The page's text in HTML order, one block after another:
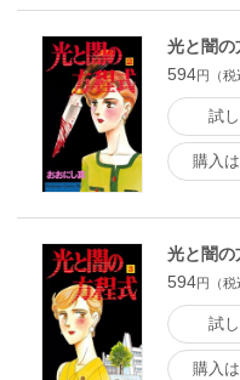
光と闇の
594円（税
試
購入
光と闇の
594円（税
試
購入